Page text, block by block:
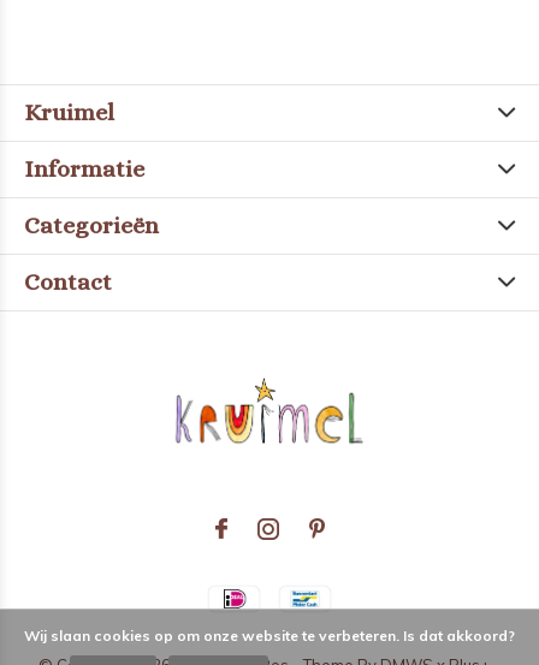
Kruimel
Informatie
Categorieën
Contact
Wij slaan cookies op om onze website te verbeteren. Is dat akkoord?